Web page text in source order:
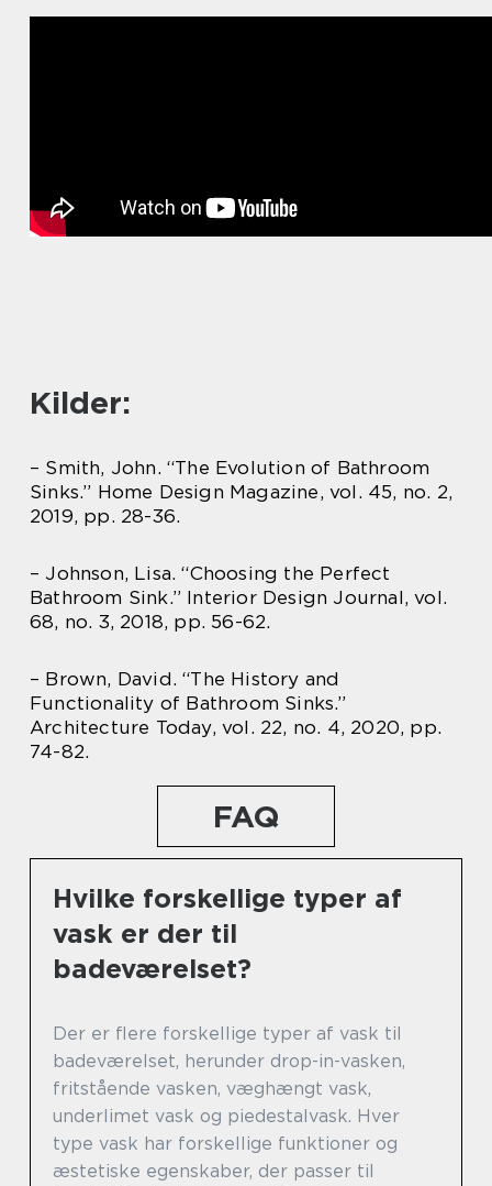
Kilder:
– Smith, John. “The Evolution of Bathroom
Sinks.” Home Design Magazine, vol. 45, no. 2,
2019, pp. 28-36.
– Johnson, Lisa. “Choosing the Perfect
Bathroom Sink.” Interior Design Journal, vol.
68, no. 3, 2018, pp. 56-62.
– Brown, David. “The History and
Functionality of Bathroom Sinks.”
Architecture Today, vol. 22, no. 4, 2020, pp.
74-82.
FAQ
Hvilke forskellige typer af
vask er der til
badeværelset?
Der er flere forskellige typer af vask til
badeværelset, herunder drop-in-vasken,
fritstående vasken, væghængt vask,
underlimet vask og piedestalvask. Hver
type vask har forskellige funktioner og
æstetiske egenskaber, der passer til